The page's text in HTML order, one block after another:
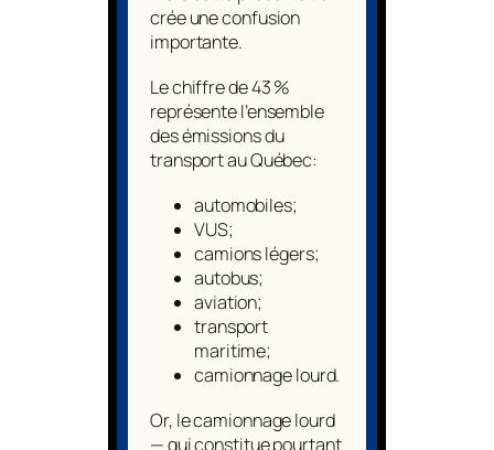
crée une confusion
importante.
Le chiffre de 43 %
représente l’ensemble
des émissions du
transport au Québec:
automobiles;
VUS;
camions légers;
autobus;
aviation;
transport
maritime;
camionnage lourd.
Or, le camionnage lourd
— qui constitue pourtant